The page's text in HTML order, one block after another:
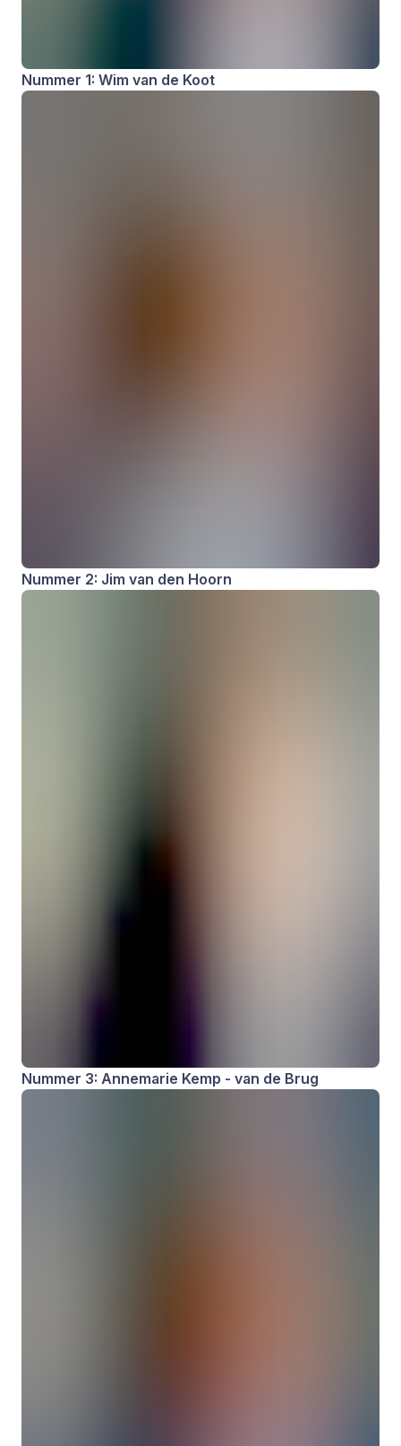
Nummer 1: Wim van de Koot
Nummer 2: Jim van den Hoorn
Nummer 3: Annemarie Kemp - van de Brug